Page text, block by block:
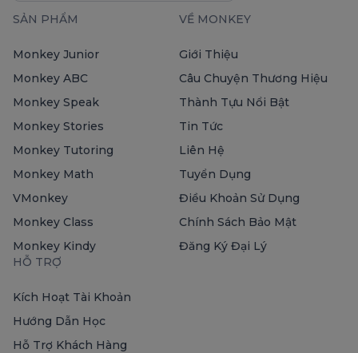
SẢN PHẨM
Monkey Junior
Monkey ABC
Monkey Speak
Monkey Stories
Monkey Tutoring
Monkey Math
VMonkey
Monkey Class
Monkey Kindy
VỀ MONKEY
Giới Thiệu
Câu Chuyện Thương Hiệu
Thành Tựu Nổi Bật
Tin Tức
Liên Hệ
Tuyển Dụng
Điều Khoản Sử Dụng
Chính Sách Bảo Mật
Đăng Ký Đại Lý
HỖ TRỢ
Kích Hoạt Tài Khoản
Hướng Dẫn Học
Hỗ Trợ Khách Hàng